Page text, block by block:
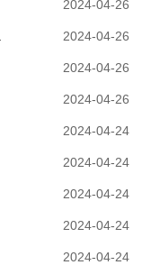
2024-04-26
2024-04-26
2024-04-26
2024-04-26
2024-04-24
2024-04-24
2024-04-24
2024-04-24
2024-04-24